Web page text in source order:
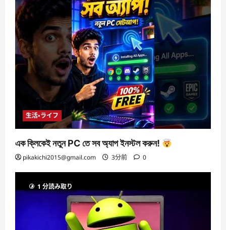
生活・ライフ
এক ক্লিকেই নতুন PC তে সব অ্যাপ ইনস্টল করুন!
pikakichi2015@gmail.com 3分前 0
1 分読み取り